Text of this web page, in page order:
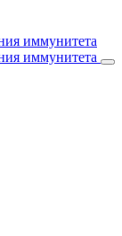
иммунитета
иммунитета